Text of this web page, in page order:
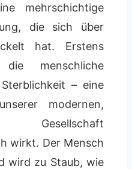
mehrschichtige
die sich über
hat. Erstens
menschliche
– eine
modernen,
Gesellschaft
wirkt. Der Mensch
wird zu Staub, wie